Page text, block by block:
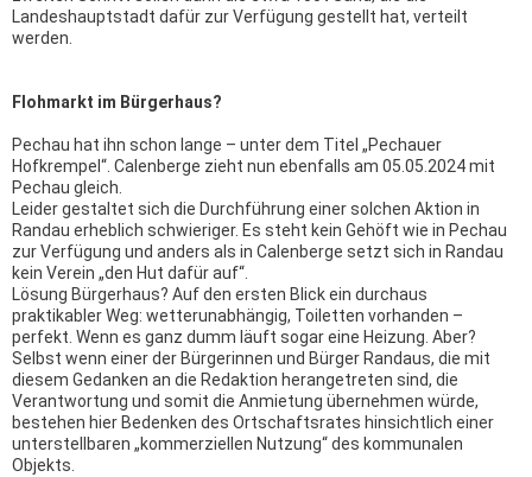
Landeshauptstadt dafür zur Verfügung gestellt hat, verteilt
werden.
Flohmarkt im Bürgerhaus?
Pechau hat ihn schon lange – unter dem Titel „Pechauer
Hofkrempel“. Calenberge zieht nun ebenfalls am 05.05.2024 mit
Pechau gleich.
Leider gestaltet sich die Durchführung einer solchen Aktion in
Randau erheblich schwieriger. Es steht kein Gehöft wie in Pechau
zur Verfügung und anders als in Calenberge setzt sich in Randau
kein Verein „den Hut dafür auf“.
Lösung Bürgerhaus? Auf den ersten Blick ein durchaus
praktikabler Weg: wetterunabhängig, Toiletten vorhanden –
perfekt. Wenn es ganz dumm läuft sogar eine Heizung. Aber?
Selbst wenn einer der Bürgerinnen und Bürger Randaus, die mit
diesem Gedanken an die Redaktion herangetreten sind, die
Verantwortung und somit die Anmietung übernehmen würde,
bestehen hier Bedenken des Ortschaftsrates hinsichtlich einer
unterstellbaren „kommerziellen Nutzung“ des kommunalen
Objekts.